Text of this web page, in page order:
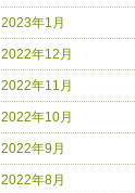
2023年1月
2022年12月
2022年11月
2022年10月
2022年9月
2022年8月